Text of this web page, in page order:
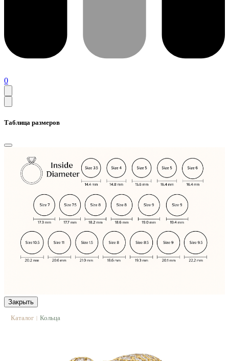
0
Таблица размеров
Закрыть
Каталог | Кольца